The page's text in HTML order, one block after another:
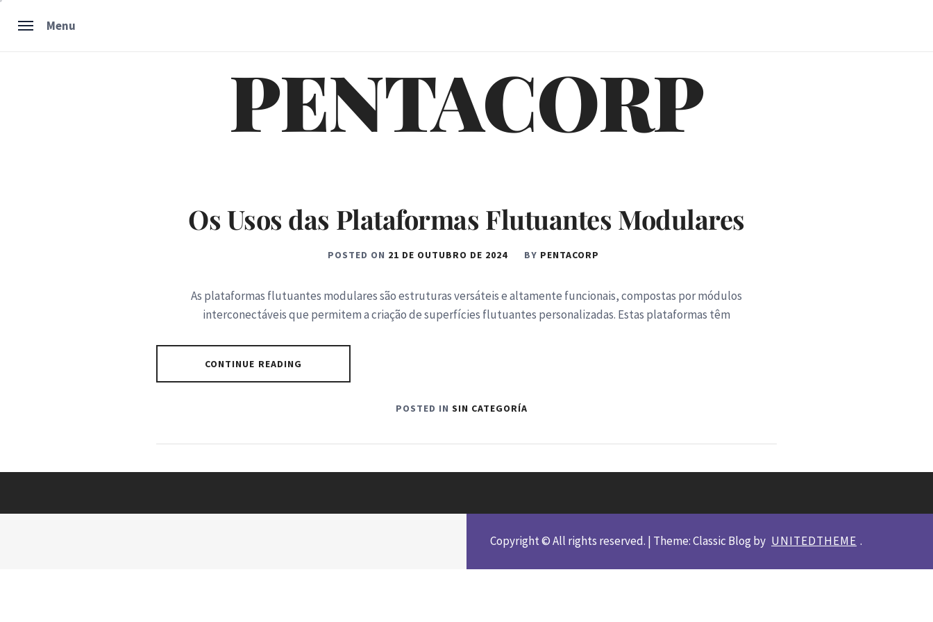
Menu
PENTACORP
Os Usos das Plataformas Flutuantes Modulares
POSTED ON 21 DE OUTUBRO DE 2024 BY PENTACORP
As plataformas flutuantes modulares são estruturas versáteis e altamente funcionais, compostas por módulos
interconectáveis que permitem a criação de superfícies flutuantes personalizadas. Estas plataformas têm
CONTINUE READING
POSTED IN SIN CATEGORÍA
Copyright © All rights reserved. | Theme: Classic Blog by UNITEDTHEME .